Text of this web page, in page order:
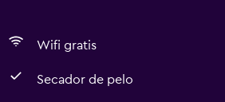
Wifi gratis
Secador de pelo